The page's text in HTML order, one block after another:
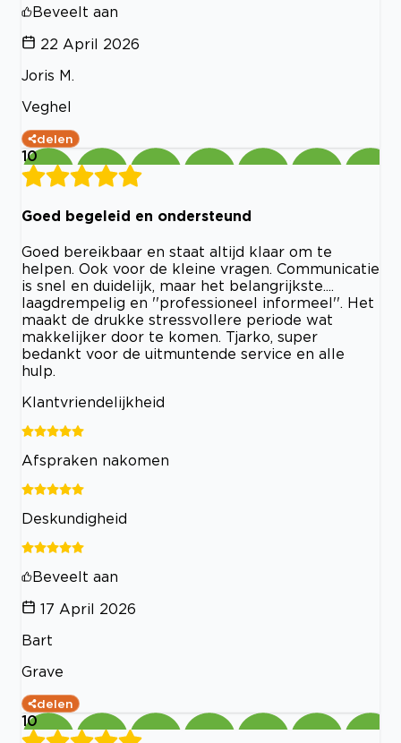
Beveelt aan
22 April 2026
Joris M.
Veghel
delen
10
Goed begeleid en ondersteund
Goed bereikbaar en staat altijd klaar om te
helpen. Ook voor de kleine vragen. Communicatie
is snel en duidelijk, maar het belangrijkste....
laagdrempelig en ''professioneel informeel''. Het
maakt de drukke stressvollere periode wat
makkelijker door te komen. Tjarko, super
bedankt voor de uitmuntende service en alle
hulp.
Klantvriendelijkheid
Afspraken nakomen
Deskundigheid
Beveelt aan
17 April 2026
Bart
Grave
delen
10